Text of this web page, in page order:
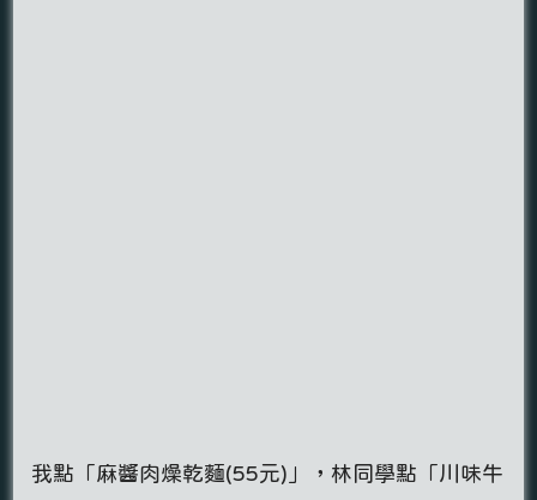
我點「麻醬肉燥乾麵(55元)」，林同學點「川味牛